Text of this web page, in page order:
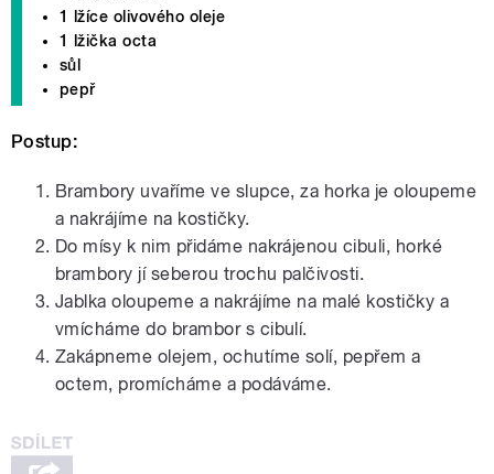
1 lžíce olivového oleje
1 lžička octa
sůl
pepř
Postup:
Brambory uvaříme ve slupce, za horka je oloupeme
a nakrájíme na kostičky.
Do mísy k nim přidáme nakrájenou cibuli, horké
brambory jí seberou trochu palčivosti.
Jablka oloupeme a nakrájíme na malé kostičky a
vmícháme do brambor s cibulí.
Zakápneme olejem, ochutíme solí, pepřem a
octem, promícháme a podáváme.